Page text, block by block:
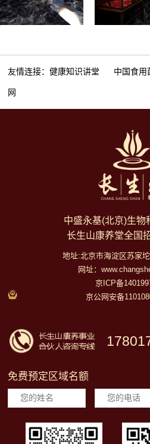
友情连接：健康知识讲堂 中国食用
网
中盛永基(北京)生物
长生山康养堂全国
地址:北京市海淀区苏家
网址：
京ICP备
京公网安备
免费预定区域名额